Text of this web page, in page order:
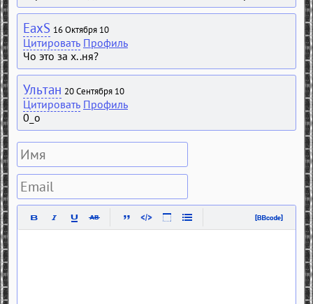
EaxS 16 Октября 10
Цитировать Профиль
Чо это за х..ня?
Ультан 20 Сентября 10
Цитировать Профиль
0_о